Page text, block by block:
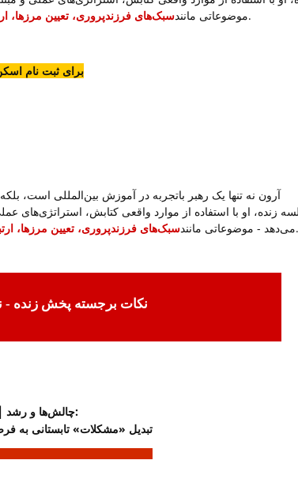
موضوعاتی مانندسبک‌های فرزندپروری، تعیین مرزها، .
برای ثبت نام
آرون نه تنها یک رهبر باتجربه در آموزش بین‌المللی است،
زنده، او با استفاده از موارد واقعی کتابش، استراتژی‌های
می‌دهد - موضوعاتی مانندسبک‌های فرزندپروری، تعیین مرزها، .
نکات برجسته پخش زنده -
｜
چالش‌ها و رشد:
تبدیل «مشکلات» تابستانی به